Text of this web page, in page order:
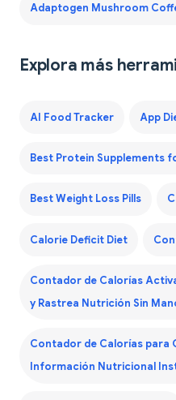
Adaptogen Mushroom
Explora más
AI Food Tracker App
Best Protein Supplements
Best Weight Loss Pills
Calorie Deficit Diet
Contador de Calorías
y Rastrea Nutrición Sin
Contador de Calorías para
Información Nutricional